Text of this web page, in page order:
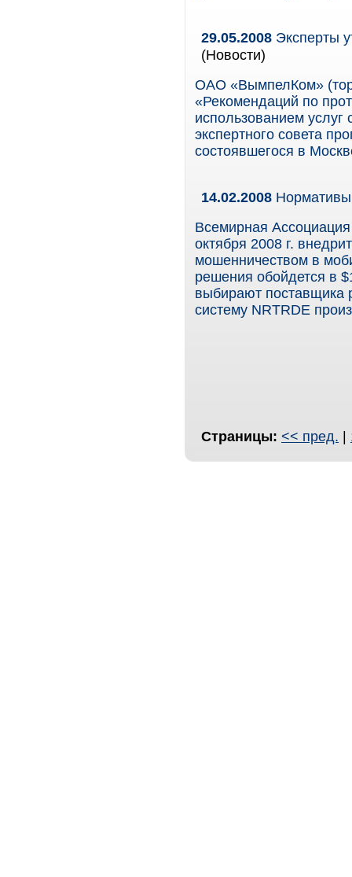
29.05.2008 Эксперты
(Новости)
ОАО «ВымпелКом»
«Рекомендаций по
использованием услуг
экспертного совета
состоявшегося в
14.02.2008 Нормативы
Всемирная
октября 2008 г.
мошенничеством в
решения обойдется в
выбирают поставщика
систему NRTRDE
Страницы: << пред. |